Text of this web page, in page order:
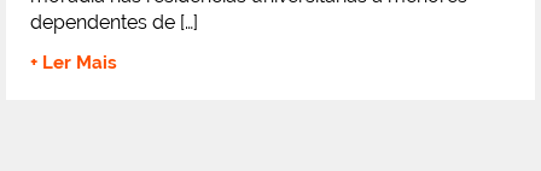
dependentes de […]
+ Ler Mais